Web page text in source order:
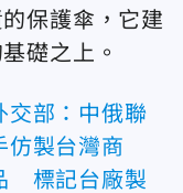
保護傘，它建
礎之上。
交部：中俄聯
仿製台灣商
標記台廠製